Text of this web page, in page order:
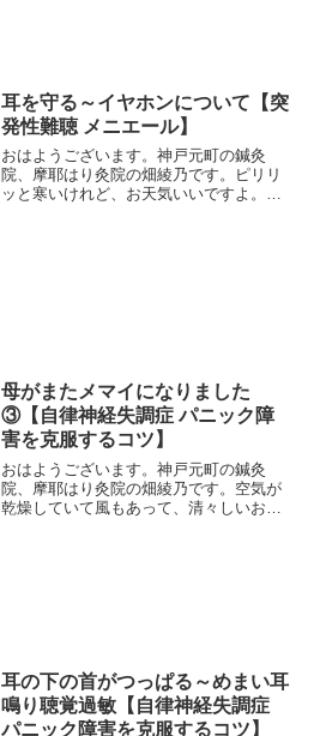
耳を守る～イヤホンについて【突
発性難聴 メニエール】
おはようございます。神戸元町の鍼灸
院、摩耶はり灸院の畑綾乃です。ピリリ
ッと寒いけれど、お天気いいですよ。
母がまたメマイになりました
③【自律神経失調症 パニック障
害を克服するコツ】
おはようございます。神戸元町の鍼灸
院、摩耶はり灸院の畑綾乃です。空気が
乾燥していて風もあって、清々しいお天
耳の下の首がつっぱる～めまい耳
鳴り聴覚過敏【自律神経失調症
パニック障害を克服するコツ】